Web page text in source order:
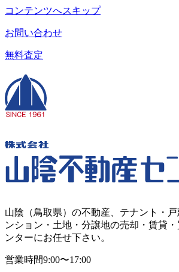
コンテンツへスキップ
お問い合わせ
無料査定
山陰（鳥取県）の不動産、テナント・
ンション・土地・分譲地の売却・賃貸
ンターにお任せ下さい。
営業時間9:00〜17:00